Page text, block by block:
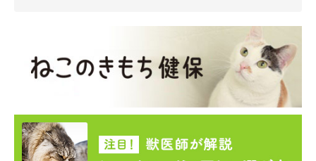
東京都獣医師会では、今回ご紹介した「新型コロナウイルス感染
症にかかる前にやっておくべき準備のポイント」などのように、
飼い主さんが知っておくべき実践的な情報を多く発信していま
す。
また、日本獣医師会もペットの専門家団体として、随時、新型コ